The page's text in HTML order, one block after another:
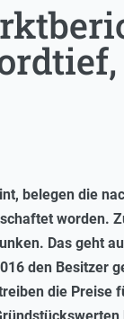
belegen die
worden.
Das geht
den Besitzer
die